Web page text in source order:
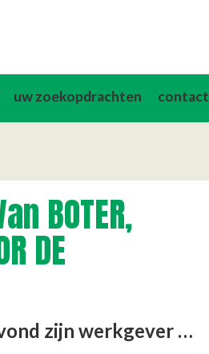
uw zoekopdrachten contact
BOTER,
DE
Omdat dhr. Bijlsma gelegerd is in Willemstad, vond zijn werkgever het wel een goed idee om te kijken of hij ook daar …